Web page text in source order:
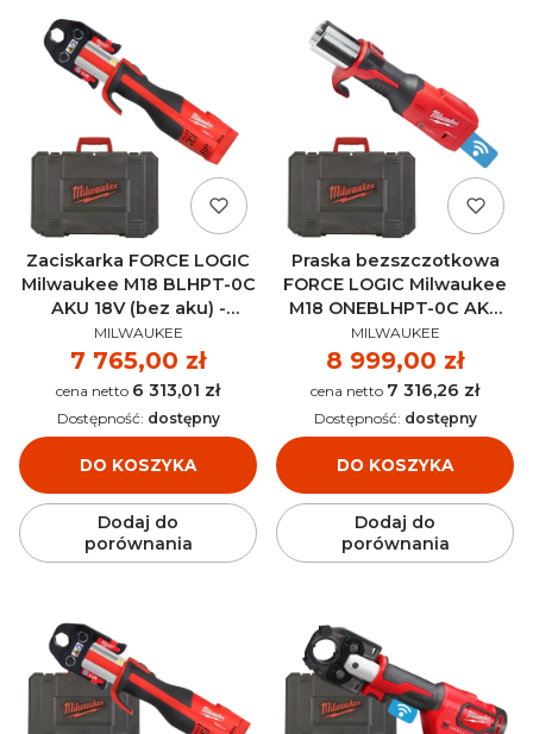
Zaciskarka FORCE LOGIC
Milwaukee M18 BLHPT-0C
AKU 18V (bez aku) -
4933478248
PRODUCENT
MILWAUKEE
Cena
7 765,00 zł
Cena 6 313,01 zł
DO KOSZYKA
Dostępność: dostępny
Dodaj do
porównania
Praska bezszczotkowa
FORCE LOGIC Milwaukee
M18 ONEBLHPT-0C AKU
18V (bez aku) -
4933478305
PRODUCENT
MILWAUKEE
Cena
8 999,00 zł
Cena 7 316,26 zł
DO KOSZYKA
Dostępność: dostępny
Dodaj do
porównania